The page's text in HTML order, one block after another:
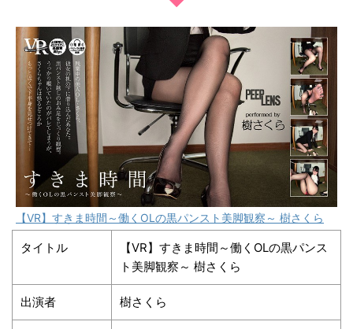
【VR】すきま時間～働くOLの黒パンスト美脚観察～ 樹さくら
タイトル
【VR】すきま時間～働くOLの黒パンス
ト美脚観察～ 樹さくら
出演者 樹さくら